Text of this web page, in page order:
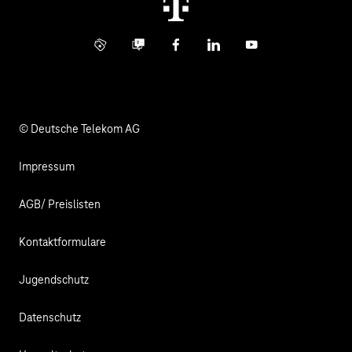
Info ServiceBusiness Community
FacebookLinkedInYouTube
© Deutsche Telekom AG
Impressum
AGB/ Preislisten
Kontaktformulare
Jugendschutz
Datenschutz